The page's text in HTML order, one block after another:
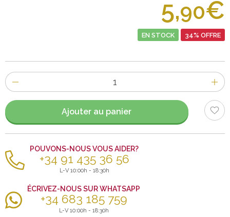
5,90€
EN STOCK 34% OFFRE
Nombre
d'items
Ajouter au panier
POUVONS-NOUS VOUS AIDER?
+34 91 435 36 56
L-V 10:00h - 18:30h
ÉCRIVEZ-NOUS SUR WHATSAPP
+34 683 185 759
L-V 10:00h - 18:30h